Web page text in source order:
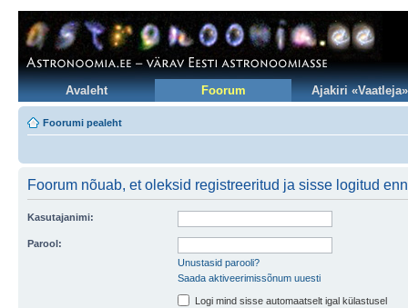
Avaleht Foorum Ajakiri «Vaatleja»
Foorumi pealeht
Foorum nõuab, et oleksid registreeritud ja sisse logitud
Kasutajanimi:
Parool:
Unustasid parooli?
Saada aktiveerimissõnum uuesti
Logi mind sisse automaatselt igal külastusel